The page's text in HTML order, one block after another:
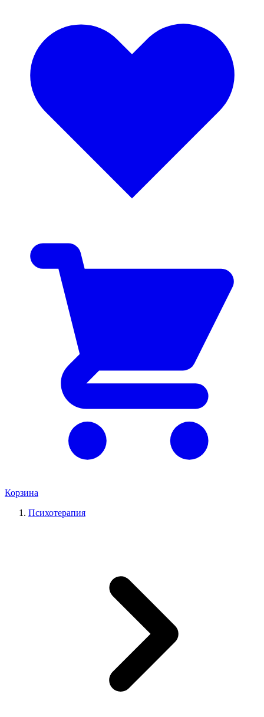
Корзина
Психотерапия